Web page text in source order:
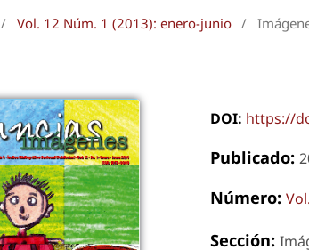
/ Vol. 12 Núm. 1 (2013): enero-junio /
DOI: https://
Publicado:
Número:
Sección: